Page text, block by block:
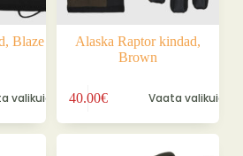
Blaze
valikuid
Alaska Raptor kindad,
Brown
40.00€ Vaata valikuid
tootel
on
mitu